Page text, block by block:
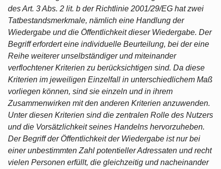
des Art. 3 Abs. 2 lit. b der Richtlinie 2001/29/EG hat zwei
Tatbestandsmerkmale, nämlich eine Handlung der
Wiedergabe und die Öffentlichkeit dieser Wiedergabe. Der
Begriff erfordert eine individuelle Beurteilung, bei der eine
Reihe weiterer unselbständiger und miteinander
verflochtener Kriterien zu berücksichtigen sind. Da diese
Kriterien im jeweiligen Einzelfall in unterschiedlichem Maß
vorliegen können, sind sie einzeln und in ihrem
Zusammenwirken mit den anderen Kriterien anzuwenden.
Unter diesen Kriterien sind die zentralen Rolle des Nutzers
und die Vorsätzlichkeit seines Handelns hervorzuheben.
Der Begriff der Öffentlichkeit der Wiedergabe ist nur bei
einer unbestimmten Zahl potentieller Adressaten und recht
vielen Personen erfüllt, die gleichzeitig und nacheinander